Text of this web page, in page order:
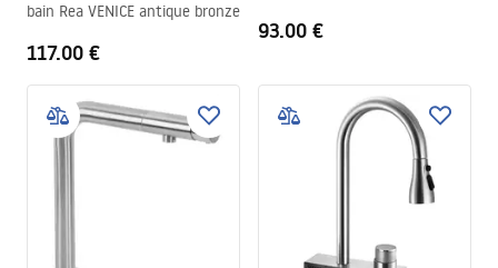
bain Rea VENICE antique bronze
117.00 €
93.00 €